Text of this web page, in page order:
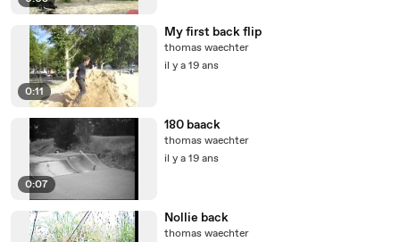
0:11
My first back flip
thomas waechter
il y a 19 ans
0:07
180 baack
thomas waechter
il y a 19 ans
Nollie back
thomas waechter